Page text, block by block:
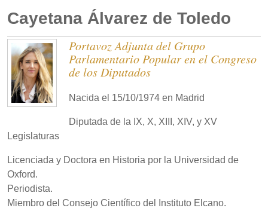
Cayetana Álvarez de Toledo
Portavoz Adjunta del Grupo
Parlamentario Popular en el Congreso
de los Diputados
Nacida el 15/10/1974 en Madrid
Diputada de la IX, X, XIII, XIV, y XV
Legislaturas
Licenciada y Doctora en Historia por la Universidad de
Oxford.
Periodista.
Miembro del Consejo Científico del Instituto Elcano.